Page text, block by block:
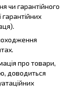
чи гарантійного
гарантійних
про товари,
доводиться